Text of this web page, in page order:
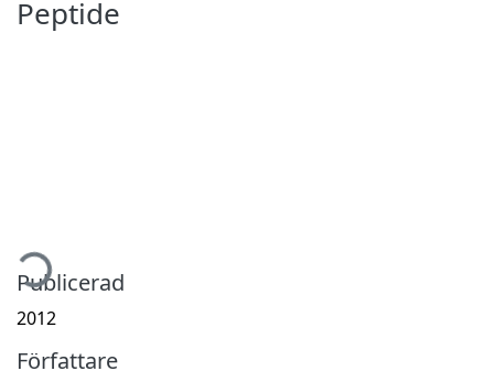
Peptide
Publicerad
2012
Författare